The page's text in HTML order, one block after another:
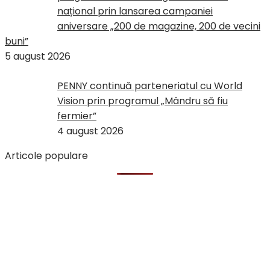
național prin lansarea campaniei
aniversare „200 de magazine, 200 de vecini
buni”
5 august 2026
PENNY continuă parteneriatul cu World
Vision prin programul „Mândru să fiu
fermier”
4 august 2026
Articole populare